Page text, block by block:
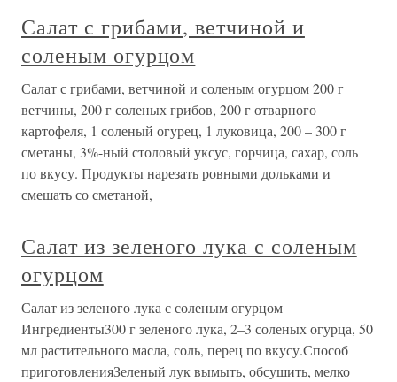
Салат с грибами, ветчиной и
соленым огурцом
Салат с грибами, ветчиной и соленым огурцом 200 г
ветчины, 200 г соленых грибов, 200 г отварного
картофеля, 1 соленый огурец, 1 луковица, 200 – 300 г
сметаны, 3%-ный столовый уксус, горчица, сахар, соль
по вкусу. Продукты нарезать ровными дольками и
смешать со сметаной,
Салат из зеленого лука с соленым
огурцом
Салат из зеленого лука с соленым огурцом
Ингредиенты300 г зеленого лука, 2–3 соленых огурца, 50
мл растительного масла, соль, перец по вкусу.Способ
приготовленияЗеленый лук вымыть, обсушить, мелко